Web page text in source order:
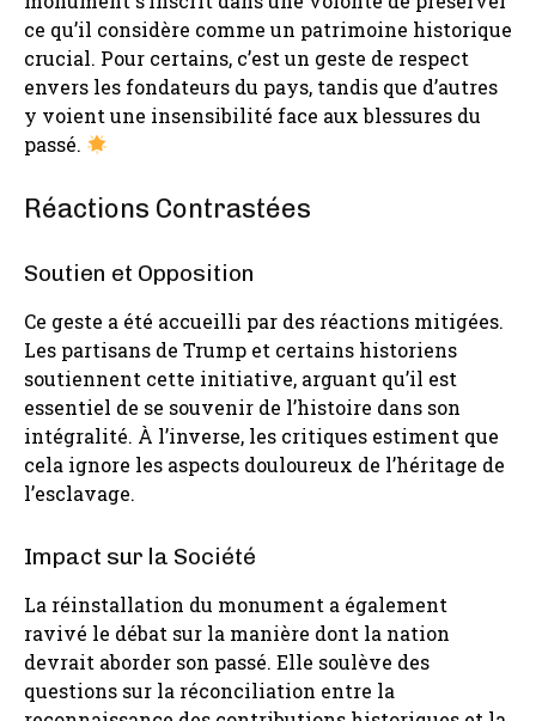
ce qu’il considère comme un patrimoine historique
crucial. Pour certains, c’est un geste de respect
envers les fondateurs du pays, tandis que d’autres
y voient une insensibilité face aux blessures du
passé.
Réactions Contrastées
Soutien et Opposition
Ce geste a été accueilli par des réactions mitigées.
Les partisans de Trump et certains historiens
soutiennent cette initiative, arguant qu’il est
essentiel de se souvenir de l’histoire dans son
intégralité. À l’inverse, les critiques estiment que
cela ignore les aspects douloureux de l’héritage de
l’esclavage.
Impact sur la Société
La réinstallation du monument a également
ravivé le débat sur la manière dont la nation
devrait aborder son passé. Elle soulève des
questions sur la réconciliation entre la